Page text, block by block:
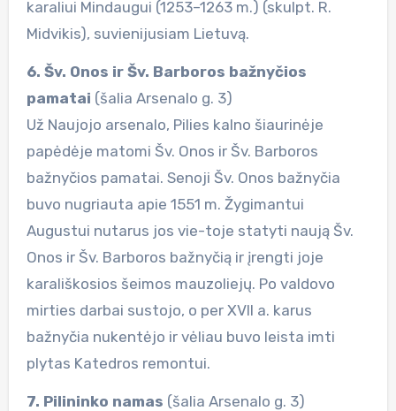
karaliui Mindaugui (1253–1263 m.) (skulpt. R.
Midvikis), suvienijusiam Lietuvą.
6. Šv. Onos ir Šv. Barboros bažnyčios
pamatai (šalia Arsenalo g. 3)
Už Naujojo arsenalo, Pilies kalno šiaurinėje
papėdėje matomi Šv. Onos ir Šv. Barboros
bažnyčios pamatai. Senoji Šv. Onos bažnyčia
buvo nugriauta apie 1551 m. Žygimantui
Augustui nutarus jos vie-toje statyti naują Šv.
Onos ir Šv. Barboros bažnyčią ir įrengti joje
karališkosios šeimos mauzoliejų. Po valdovo
mirties darbai sustojo, o per XVII a. karus
bažnyčia nukentėjo ir vėliau buvo leista imti
plytas Katedros remontui.
7. Pilininko namas (šalia Arsenalo g. 3)